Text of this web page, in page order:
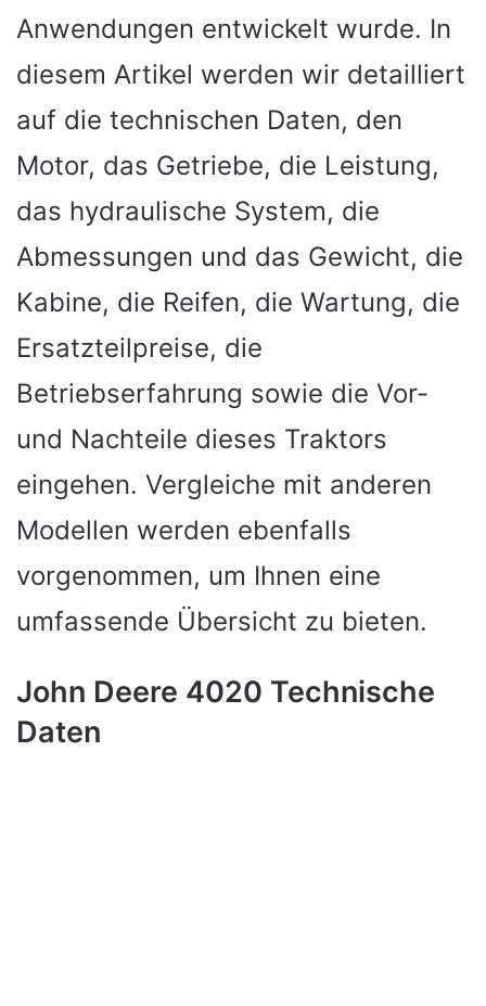
Anwendungen entwickelt wurde. In
diesem Artikel werden wir detailliert
auf die technischen Daten, den
Motor, das Getriebe, die Leistung,
das hydraulische System, die
Abmessungen und das Gewicht, die
Kabine, die Reifen, die Wartung, die
Ersatzteilpreise, die
Betriebserfahrung sowie die Vor-
und Nachteile dieses Traktors
eingehen. Vergleiche mit anderen
Modellen werden ebenfalls
vorgenommen, um Ihnen eine
umfassende Übersicht zu bieten.
John Deere 4020 Technische
Daten